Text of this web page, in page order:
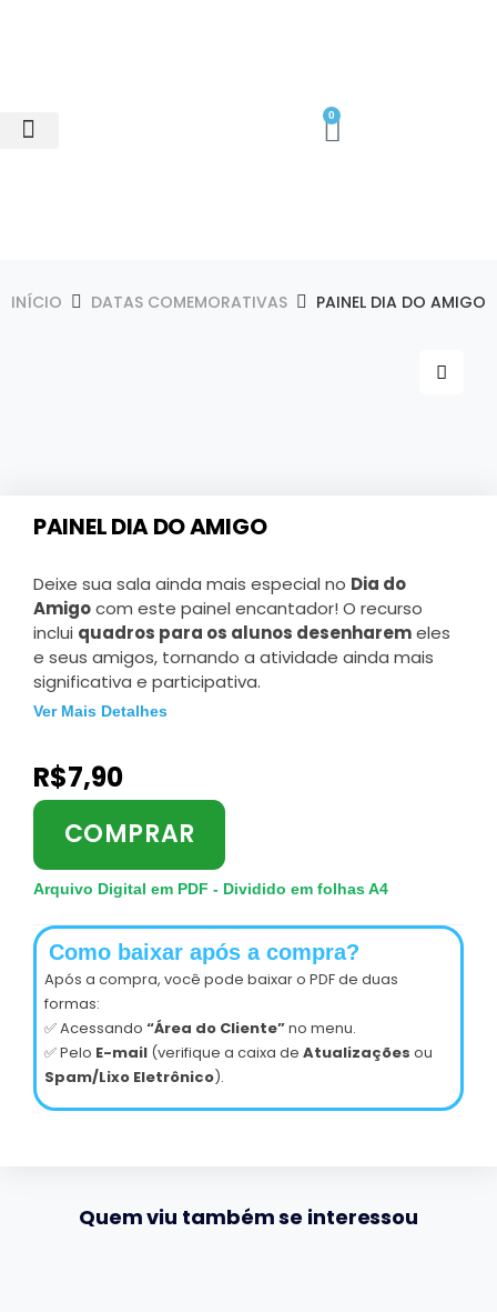
0
INÍCIO DATAS COMEMORATIVAS PAINEL DIA DO AMIGO
PAINEL DIA DO AMIGO
Deixe sua sala ainda mais especial no Dia do
Amigocom este painel encantador! O recurso
inclui quadros para os alunos desenharemeles
e seus amigos, tornando a atividade ainda mais
significativa e participativa.
Ver Mais Detalhes
R$7,90
COMPRAR
Arquivo Digital em PDF - Dividido em folhas A4
Como baixar após a compra?
Após a compra, você pode baixar o PDF de duas
formas:
✅ Acessando “Área do Cliente”no menu.
✅ Pelo E-mail (verifique a caixa de Atualizações ou
Spam/Lixo Eletrônico).
Quem viu também se interessou